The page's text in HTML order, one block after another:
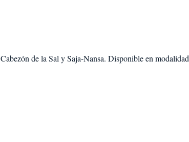
Cabezón de la Sal ySaja-Nansa. Disponible en modalidad